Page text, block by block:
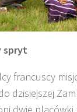
spryt
francuscy
dzisiejszej
dwie